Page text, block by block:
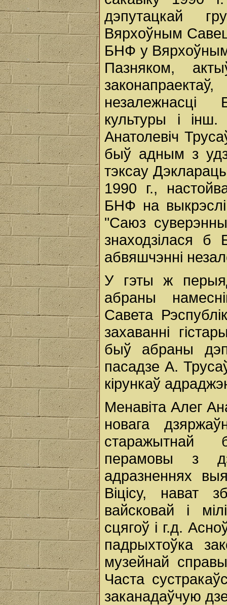
дэпутацкай
Вярхоўным
БНФ у
Пазняком,
незалежнасці
культуры і
Анатолевіч
быў адным з
тэксау
1990 г.,
БНФ на
"Саюз
знаходзілася
абвяшчэнні
У гэты ж
абраны
Савета
захаванні
быў абраны
пасадзе А.
кірункаў
Менавіта Алег
новага
старажытнай
перамовы з
адразненнях
Віцісу, нават
вайсковай і
сцягоў і г.д.
падрыхтоўка
музейнай
Часта
заканадаўчую